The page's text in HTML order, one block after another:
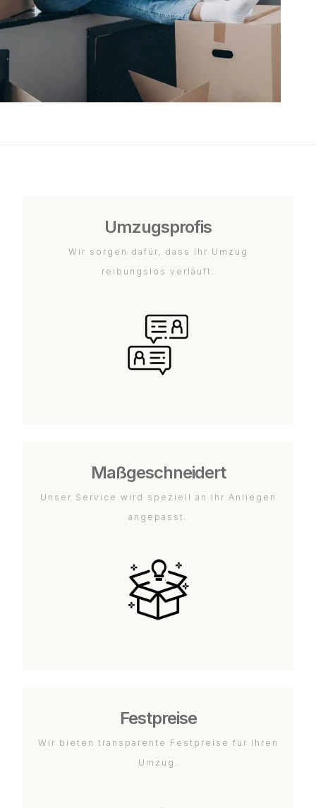
Umzugsprofis
Wir sorgen dafür, dass Ihr Umzug
reibungslos verläuft.
Maßgeschneidert
Unser Service wird speziell an Ihr Anliegen
angepasst.
Festpreise
Wir bieten transparente Festpreise für Ihren
Umzug.